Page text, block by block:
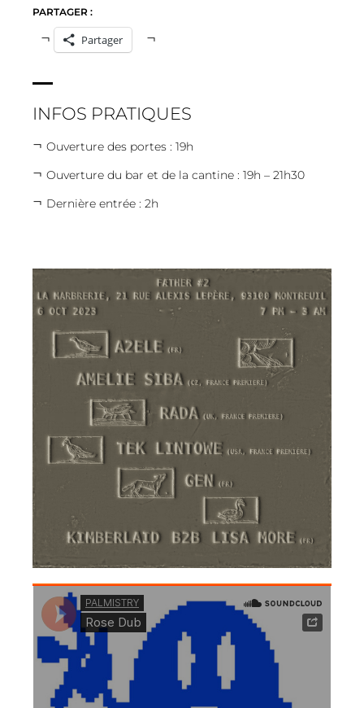
PARTAGER :
Partager
INFOS PRATIQUES
Ouverture des portes : 19h
Ouverture du bar et de la cantine : 19h – 21h30
Dernière entrée : 2h